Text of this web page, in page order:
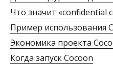
Что значит «confidential
Пример использования
Экономика проекта
Когда запуск Cocoon